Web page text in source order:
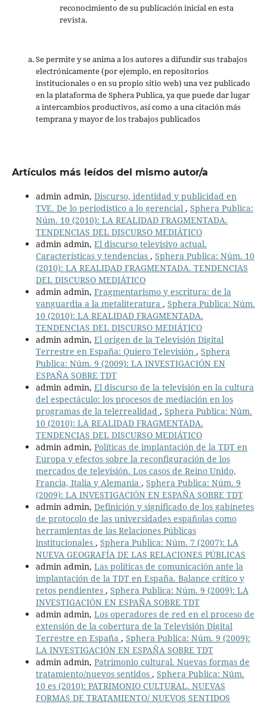
reconocimiento de su publicación inicial en esta
revista.
Se permite y se anima a los autores a difundir sus trabajos
electrónicamente (por ejemplo, en repositorios
institucionales o en su propio sitio web) una vez publicado
en la plataforma de Sphera Publica, ya que puede dar lugar
a intercambios productivos, así como a una citación más
temprana y mayor de los trabajos publicados
Artículos más leídos del mismo autor/a
admin admin, Discurso, identidad y publicidad en
TVE. De lo periodístico a lo gerencial , Sphera Publica:
Núm. 10 (2010): LA REALIDAD FRAGMENTADA.
TENDENCIAS DEL DISCURSO MEDIÁTICO
admin admin, El discurso televisivo actual.
Características y tendencias , Sphera Publica: Núm. 10
(2010): LA REALIDAD FRAGMENTADA. TENDENCIAS
DEL DISCURSO MEDIÁTICO
admin admin, Fragmentarismo y escritura: de la
vanguardia a la metaliteratura , Sphera Publica: Núm.
10 (2010): LA REALIDAD FRAGMENTADA.
TENDENCIAS DEL DISCURSO MEDIÁTICO
admin admin, El origen de la Televisión Digital
Terrestre en España: Quiero Televisión , Sphera
Publica: Núm. 9 (2009): LA INVESTIGACIÓN EN
ESPAÑA SOBRE TDT
admin admin, El discurso de la televisión en la cultura
del espectáculo: los procesos de mediación en los
programas de la telerrealidad , Sphera Publica: Núm.
10 (2010): LA REALIDAD FRAGMENTADA.
TENDENCIAS DEL DISCURSO MEDIÁTICO
admin admin, Políticas de implantación de la TDT en
Europa y efectos sobre la reconfiguración de los
mercados de televisión. Los casos de Reino Unido,
Francia, Italia y Alemania , Sphera Publica: Núm. 9
(2009): LA INVESTIGACIÓN EN ESPAÑA SOBRE TDT
admin admin, Definición y significado de los gabinetes
de protocolo de las universidades españolas como
herramientas de las Relaciones Públicas
institucionales , Sphera Publica: Núm. 7 (2007): LA
NUEVA GEOGRAFÍA DE LAS RELACIONES PÚBLICAS
admin admin, Las políticas de comunicación ante la
implantación de la TDT en España. Balance crítico y
retos pendientes , Sphera Publica: Núm. 9 (2009): LA
INVESTIGACIÓN EN ESPAÑA SOBRE TDT
admin admin, Los operadores de red en el proceso de
extensión de la cobertura de la Televisión Digital
Terrestre en España , Sphera Publica: Núm. 9 (2009):
LA INVESTIGACIÓN EN ESPAÑA SOBRE TDT
admin admin, Patrimonio cultural. Nuevas formas de
tratamiento/nuevos sentidos , Sphera Publica: Núm.
10 es (2010): PATRIMONIO CULTURAL. NUEVAS
FORMAS DE TRATAMIENTO/ NUEVOS SENTIDOS